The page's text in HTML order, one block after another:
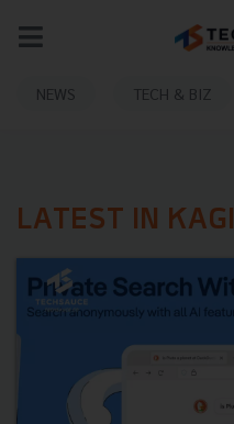
NEWS TECH & BIZ
LATEST IN KAGI